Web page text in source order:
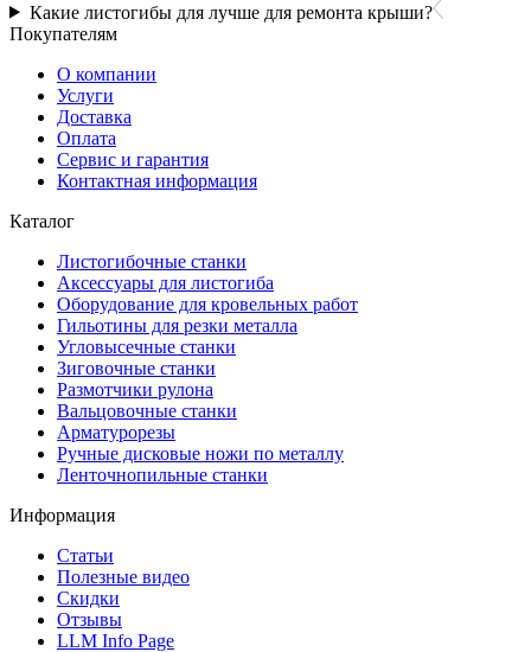
Какие листогибы для лучше для ремонта крыши?
Покупателям
О компании
Услуги
Доставка
Оплата
Сервис и гарантия
Контактная информация
Каталог
Листогибочные станки
Аксессуары для листогиба
Оборудование для кровельных работ
Гильотины для резки металла
Угловысечные станки
Зиговочные станки
Размотчики рулона
Вальцовочные станки
Арматурорезы
Ручные дисковые ножи по металлу
Ленточнопильные станки
Информация
Статьи
Полезные видео
Скидки
Отзывы
LLM Info Page